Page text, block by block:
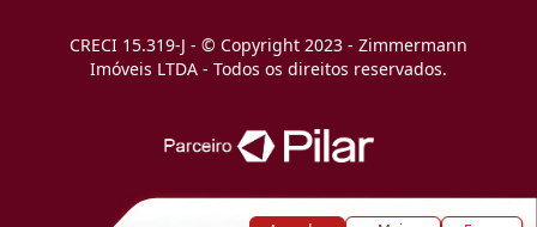
CRECI 15.319-J - © Copyright 2023 - Zimmermann
Imóveis LTDA - Todos os direitos reservados.